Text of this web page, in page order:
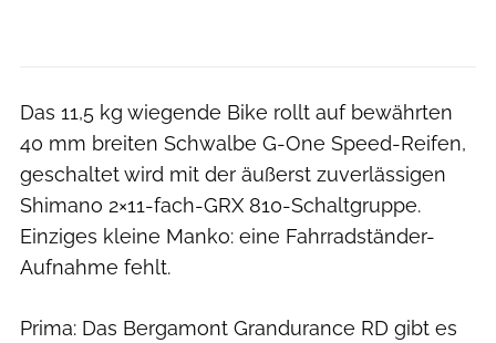
Das 11,5 kg wiegende Bike rollt auf bewährten
40 mm breiten Schwalbe G-One Speed-Reifen,
geschaltet wird mit der äußerst zuverlässigen
Shimano 2×11-fach-GRX 810-Schaltgruppe.
Einziges kleine Manko: eine Fahrradständer-
Aufnahme fehlt.
Prima: Das Bergamont Grandurance RD gibt es